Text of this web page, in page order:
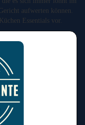
aufwerten können.
Essentials vor.